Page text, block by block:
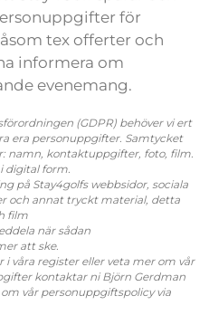
för
tex offerter och
informera om
evenemang.
(GDPR) behöver vi ert
era personuppgifter. Samtycket
namn, kontaktuppgifter, foto, film.
digital form.
på Stay4golfs webbsidor, sociala
och annat tryckt material, detta
film
när sådan
att ske.
i våra register eller veta mer om vår
kontaktar ni Björn Gerdman
vår personuppgiftspolicy via